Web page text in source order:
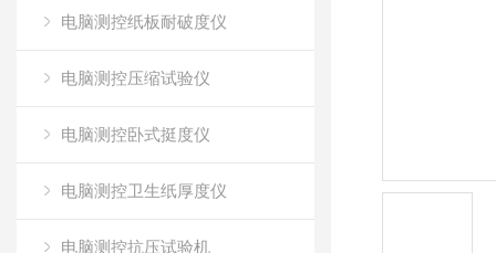
电脑测控纸板耐破度仪
电脑测控压缩试验仪
电脑测控卧式挺度仪
电脑测控卫生纸厚度仪
电脑测控抗压试验机